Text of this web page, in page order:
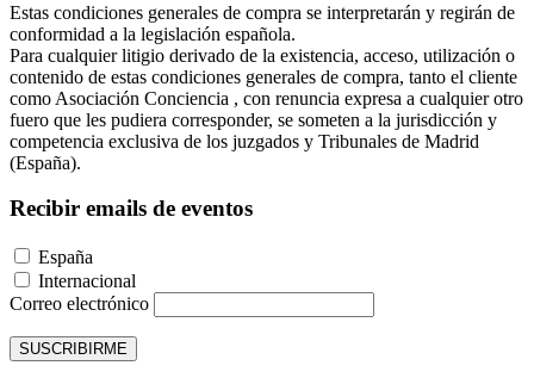
Estas condiciones generales de compra se interpretarán y regirán de
conformidad a la legislación española.
Para cualquier litigio derivado de la existencia, acceso, utilización o
contenido de estas condiciones generales de compra, tanto el cliente
como Asociación Conciencia , con renuncia expresa a cualquier otro
fuero que les pudiera corresponder, se someten a la jurisdicción y
competencia exclusiva de los juzgados y Tribunales de Madrid
(España).
Recibir emails de eventos
España
Internacional
Correo electrónico
SUSCRIBIRME